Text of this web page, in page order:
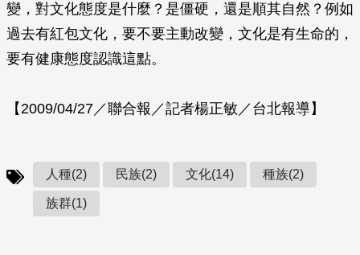
變，對文化態度是什麼？是僵硬，還是順其自然？例如
過去有紅包文化，要不要主動改變，文化是有生命的，
要有健康態度認識這點。
【2009/04/27／聯合報／記者楊正敏／台北報導】
人種(2) 民族(2) 文化(14) 種族(2)
族群(1)